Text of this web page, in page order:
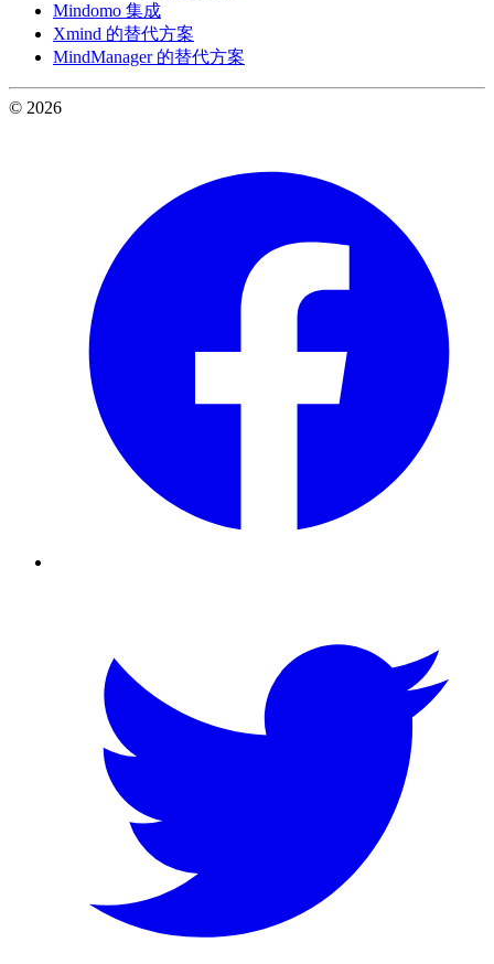
Mindomo 集成
Xmind 的替代方案
MindManager 的替代方案
© 2026